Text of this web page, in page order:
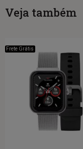
Veja também
Frete Grátis